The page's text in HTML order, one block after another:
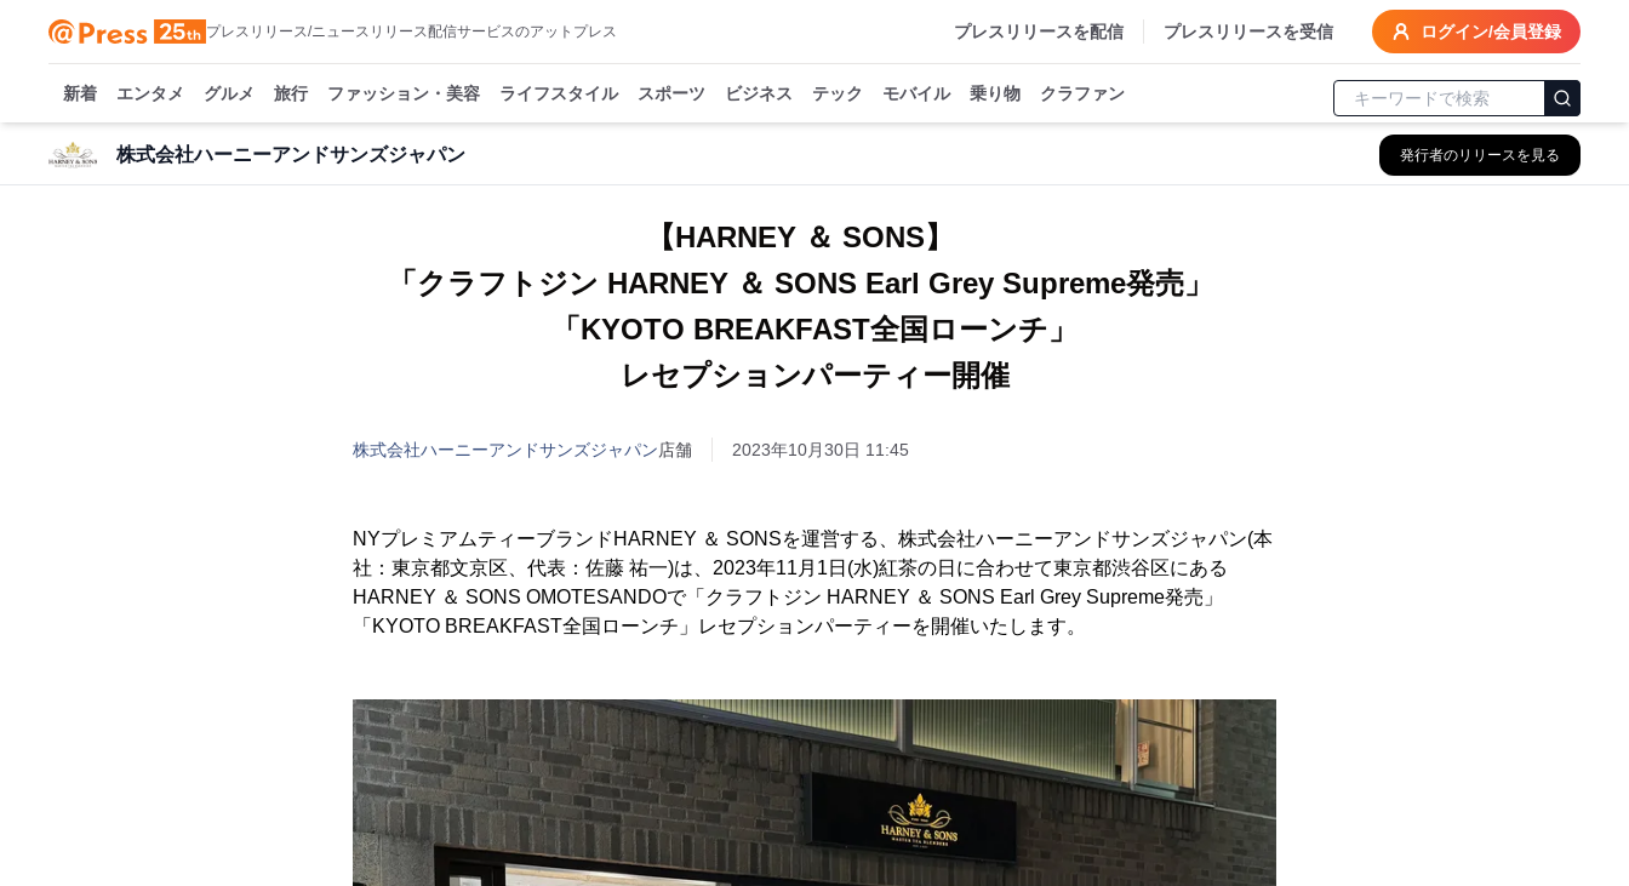
プレスリリース/ニュースリリース配信サービスのアットプレス プレスリリースを配信 プレスリリースを受信 ログイン/会員登録
新着 エンタメ グルメ 旅行 ファッション・美容 ライフスタイル スポーツ ビジネス テック モバイル 乗り物 クラファン
株式会社ハーニーアンドサンズジャパン 発行者のリリースを見る
【HARNEY ＆ SONS】
「クラフトジン HARNEY ＆ SONS Earl Grey Supreme発売」
「KYOTO BREAKFAST全国ローンチ」
レセプションパーティー開催
株式会社ハーニーアンドサンズジャパン店舗 2023年10月30日 11:45
NYプレミアムティーブランドHARNEY ＆ SONSを運営する、株式会社ハーニーアンドサンズジャパン(本
社：東京都文京区、代表：佐藤 祐一)は、2023年11月1日(水)紅茶の日に合わせて東京都渋谷区にある
HARNEY ＆ SONS OMOTESANDOで「クラフトジン HARNEY ＆ SONS Earl Grey Supreme発売」
「KYOTO BREAKFAST全国ローンチ」レセプションパーティーを開催いたします。